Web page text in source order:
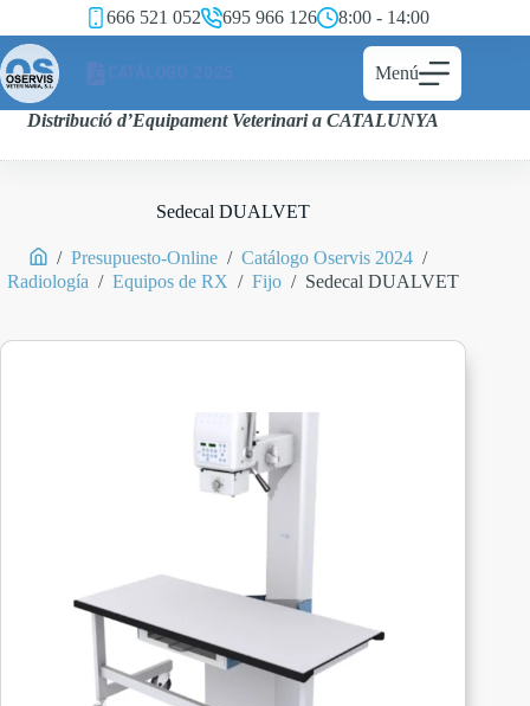
666 521 052 695 966 126 8:00 - 14:00
CATÁLOGO 2025 Menú
Distribució d’Equipament Veterinari a CATALUNYA
Sedecal DUALVET
/ Presupuesto-Online / Catálogo Oservis 2024 /
Radiología / Equipos de RX / Fijo / Sedecal DUALVET